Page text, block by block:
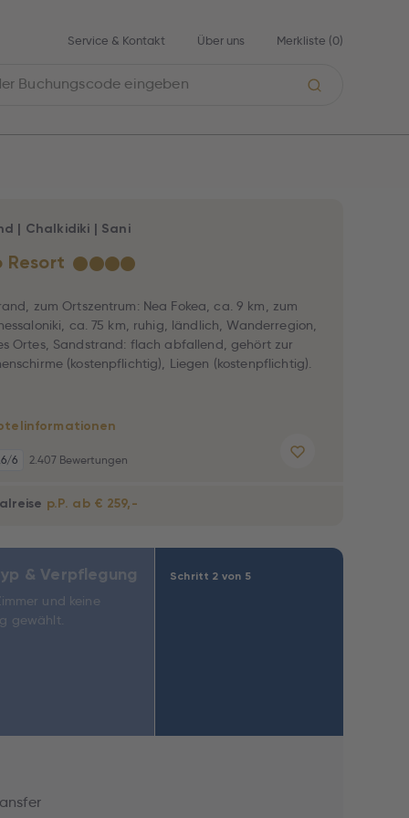
Service & Kontakt Über uns Merkliste (0)
Resort ★★★★
| Chalkidiki | Sani
zum Ortszentrum: Nea Fokea, ca. 9 km, zum
ca. 75 km, ruhig, ländlich, Wanderregion,
Ortes, Sandstrand: flach abfallend, gehört zur
(kostenpflichtig), Liegen (kostenpflichtig).
/6 2.407 Bewertungen
p.P. ab € 259,-
Schritt 2 von 5
& Verpflegung
und keine
gewählt.